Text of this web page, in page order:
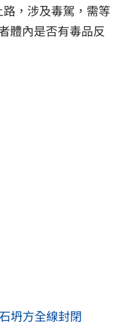
，涉及毒駕，需等
體內是否有毒品反
坍方全線封閉